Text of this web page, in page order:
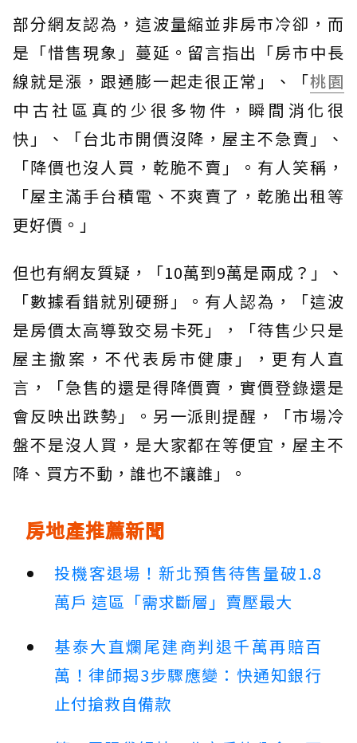
部分網友認為，這波量縮並非房市冷卻，而
是「惜售現象」蔓延。留言指出「房市中長
線就是漲，跟通膨一起走很正常」、「桃園
中古社區真的少很多物件，瞬間消化很
快」、「台北市開價沒降，屋主不急賣」、
「降價也沒人買，乾脆不賣」。有人笑稱，
「屋主滿手台積電、不爽賣了，乾脆出租等
更好價。」
但也有網友質疑，「10萬到9萬是兩成？」、
「數據看錯就別硬掰」。有人認為，「這波
是房價太高導致交易卡死」，「待售少只是
屋主撤案，不代表房市健康」，更有人直
言，「急售的還是得降價賣，實價登錄還是
會反映出跌勢」。另一派則提醒，「市場冷
盤不是沒人買，是大家都在等便宜，屋主不
降、買方不動，誰也不讓誰」。
房地產推薦新聞
投機客退場！新北預售待售量破1.8
萬戶 這區「需求斷層」賣壓最大
基泰大直爛尾建商判退千萬再賠百
萬！律師揭3步驟應變：快通知銀行
止付搶救自備款